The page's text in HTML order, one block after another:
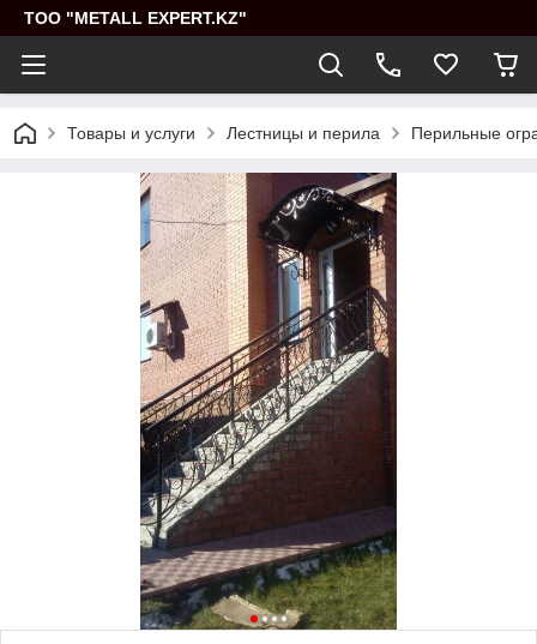
ТОО "METALL EXPERT.KZ"
Товары и услуги Лестницы и перила Перильные